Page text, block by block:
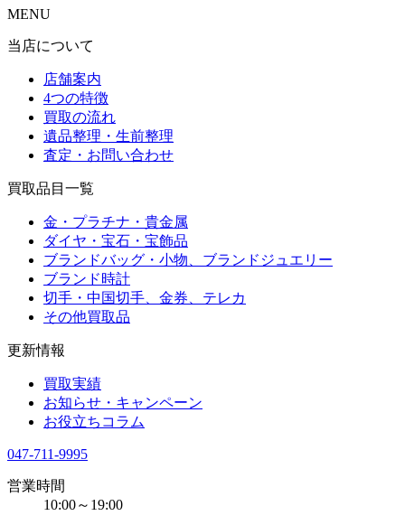
MENU
当店について
店舗案内
4つの特徴
買取の流れ
遺品整理・生前整理
査定・お問い合わせ
買取品目一覧
金・プラチナ・貴金属
ダイヤ・宝石・宝飾品
ブランドバッグ・小物、ブランドジュエリー
ブランド時計
切手・中国切手、金券、テレカ
その他買取品
更新情報
買取実績
お知らせ・キャンペーン
お役立ちコラム
047-711-9995
営業時間
10:00～19:00